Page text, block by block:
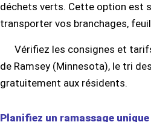
déchets verts. Cette option est
transporter vos branchages,
Vérifiez les consignes et
de Ramsey (Minnesota), le tri
gratuitement aux résidents.
Planifiez un ramassage unique